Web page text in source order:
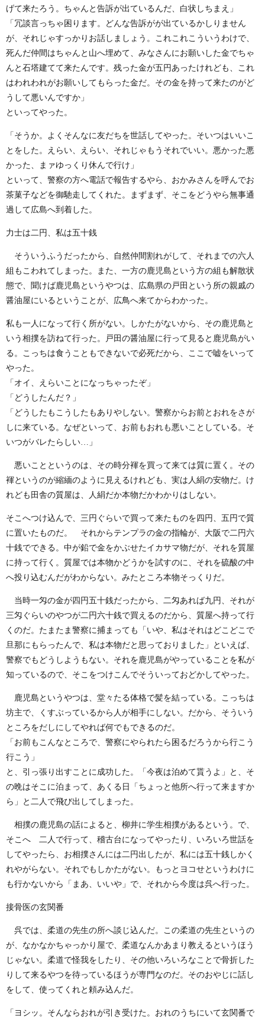
げて来たろう。ちゃんと告訴が出ているんだ、白状しちまえ」
「冗談言っちゃ困ります。どんな告訴がが出ているかしりません
が、それじゃすっかりお話しましょう。これこれこういうわけで、
死んだ仲間はちゃんと山へ埋めて、みなさんにお願いした金でちゃ
んと石塔建てて来たんです。残った金が五円あったけれども、これ
はわれわれがお願いしてもらった金だ。その金を持って来たのがど
うして悪いんですか」
といってやった。
「そうか。よくそんなに友だちを世話してやった。そいつはいいこ
とをした。えらい、えらい、それじゃもうそれでいい。悪かった悪
かった、まァゆっくり休んで行け」
といって、警察の方へ電話で報告するやら、おかみさんを呼んでお
茶菓子などを御馳走してくれた。まずまず、そこをどうやら無事通
過して広島へ到着した。
力士は二円、私は五十銭
そういうふうだったから、自然仲間割れがして、それまでの六人
組もこわれてしまった。また、一方の鹿児島という方の組も解散状
態で、聞けば鹿児島というやつは、広島県の戸田という所の親戚の
醤油屋にいるということが、広鳥へ来てからわかった。
私も一人になって行く所がない。しかたがないから、その鹿児島と
いう相撲を訪ねて行った。戸田の醤油屋に行って見ると鹿児島がい
る。こっちは食うこともできないで必死だから、ここで嘘をいって
やった。
「オイ、えらいことになっちゃったぞ」
「どうしたんだ？」
「どうしたもこうしたもありやしない。警察からお前とおれをさが
しに来ている。なぜといって、お前もおれも悪いことしている。そ
いつがバレたらしい…」
悪いことというのは、その時分褌を買って来ては質に置く。その
褌というのが縮緬のように見えるけれども、実は人絹の安物だ。け
れども田舎の質屋は、人絹だか本物だかわかりはしない。
そこへつけ込んで、三円ぐらいで買って来たものを四円、五円で質
に置いたものだ。 それからテンプラの金の指輪が、大阪で二円六
十銭でできる。中が鉛で金をかぶせたイカサマ物だが、それを質屋
に持って行く。質屋では本物かどうかを試すのに、それを硫酸の中
へ投り込むんだがわからない。みたところ本物そっくりだ。
当時一匁の金が四円五十銭だったから、二匁あれば九円、それが
三匁ぐらいのやつが二円六十銭で買えるのだから、質屋へ持って行
くのだ。たまたま警察に捕まっても「いや、私はそれはどこどこで
旦那にもらったんで、私は本物だと思っておりました」といえば、
警察でもどうしようもない。それを鹿児島がやっていることを私が
知っているので、そこをつけこんでそういっておどかしてやった。
鹿児島というやつは、堂々たる体格で髪を結っている。こっちは
坊主で、くすぶっているから人が相手にしない。だから、そういう
ところをだしにしてやれば何でもできるのだ。
「お前もこんなところで、警察にやられたら困るだろうから行こう
行こう」
と、引っ張り出すことに成功した。「今夜は泊めて貰うよ」と、そ
の晩はそこに泊まって、あくる日「ちょっと他所へ行って来ますか
ら」と二人で飛び出してしまった。
相撲の鹿児島の話によると、柳井に学生相撲があるという。で、
そこへ 二人で行って、稽古台になってやったり、いろいろ世話を
してやったら、お相撲さんには二円出したが、私には五十銭しかく
れやがらない。それでもしかたがない。もっとヨコせというわけに
も行かないから「まあ、いいや」で、それから今度は呉へ行った。
接骨医の玄関番
呉では、柔道の先生の所へ談じ込んだ。この柔道の先生というの
が、なかなかちゃっかり屋で、柔道なんかあまり教えるというほう
じゃない。柔道で怪我をしたり、その他いろいろなことで骨折した
りして来るやつを待っているほうが専門なのだ。そのおやじに話し
をして、使ってくれと頼み込んだ。
「ヨシッ。そんならおれが引き受けた。おれのうちにいて玄関番で